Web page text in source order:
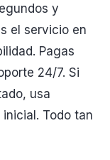
y
el servicio en
Pagas
24/7. Si
usa
Todo tan